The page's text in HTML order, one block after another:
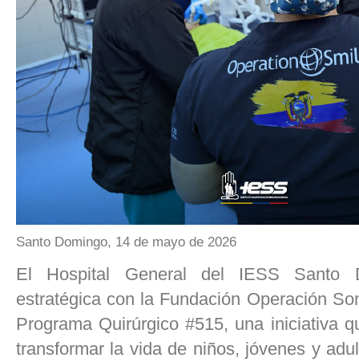
Santo Domingo, 14 de mayo de 2026
El Hospital General del IESS Santo
estratégica con la Fundación Operación
Programa Quirúrgico #515, una iniciativa
transformar la vida de niños, jóvenes y